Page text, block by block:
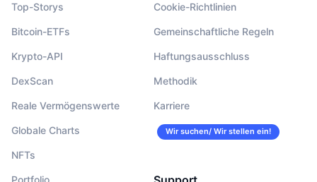
Top-Storys
Bitcoin-ETFs
Krypto-API
DexScan
Reale Vermögenswerte
Globale Charts
NFTs
Portfolio
Cookie-Richtlinien
Gemeinschaftliche Regeln
Haftungsausschluss
Methodik
Karriere
Wir suchen/ Wir stellen ein!